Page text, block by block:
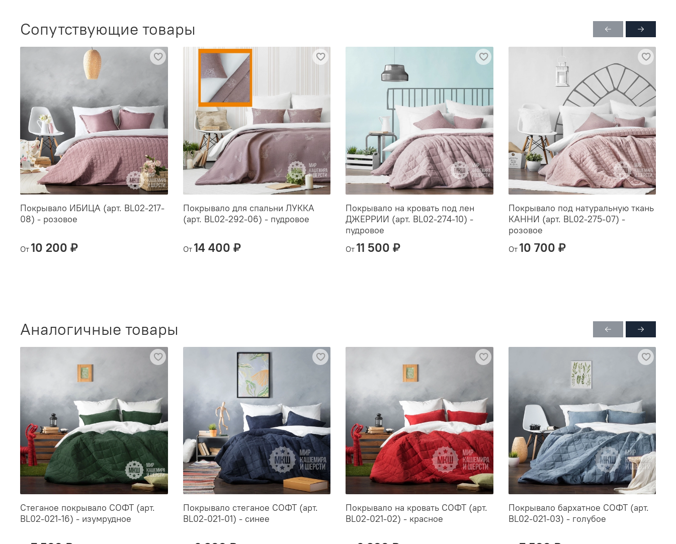
Сопутствующие товары
Покрывало ИБИЦА (арт. BL02-217-
08) - розовое
От 10 200 ₽
Покрывало для спальни ЛУККА
(арт. BL02-292-06) - пудровое
От 14 400 ₽
Покрывало на кровать под лен
ДЖЕРРИИ (арт. BL02-274-10) -
пудровое
От 11 500 ₽
Покрывало под натуральную ткань
КАННИ (арт. BL02-275-07) -
розовое
От 10 700 ₽
Аналогичные товары
Стеганое покрывало СОФТ (арт.
BL02-021-16) - изумрудное
Покрывало стеганое СОФТ (арт.
BL02-021-01) - синее
Покрывало на кровать СОФТ (арт.
BL02-021-02) - красное
Покрывало бархатное СОФТ (арт.
BL02-021-03) - голубое